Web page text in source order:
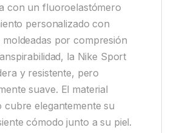
con un fluoroelastómero
personalizado con
por compresión
la Nike Sport
y resistente, pero
suave. El material
cubre elegantemente su
cómodo junto a su piel.